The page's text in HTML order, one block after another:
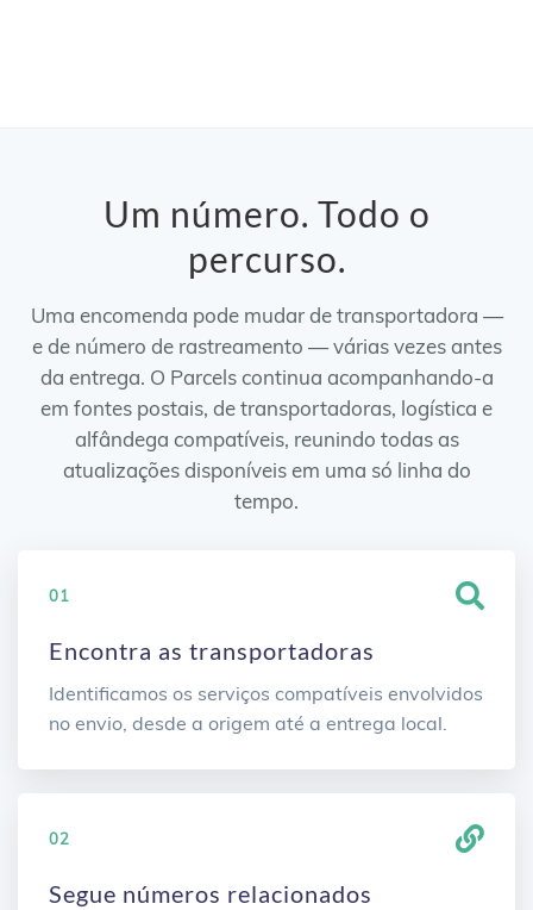
Um número. Todo o
percurso.
Uma encomenda pode mudar de transportadora —
e de número de rastreamento — várias vezes antes
da entrega. O Parcels continua acompanhando-a
em fontes postais, de transportadoras, logística e
alfândega compatíveis, reunindo todas as
atualizações disponíveis em uma só linha do
tempo.
01
Encontra as transportadoras
Identificamos os serviços compatíveis envolvidos
no envio, desde a origem até a entrega local.
02
Segue números relacionados